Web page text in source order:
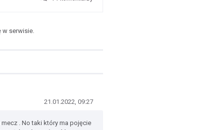
w serwisie.
21.01.2022, 09:27
. No taki który ma pojęcie